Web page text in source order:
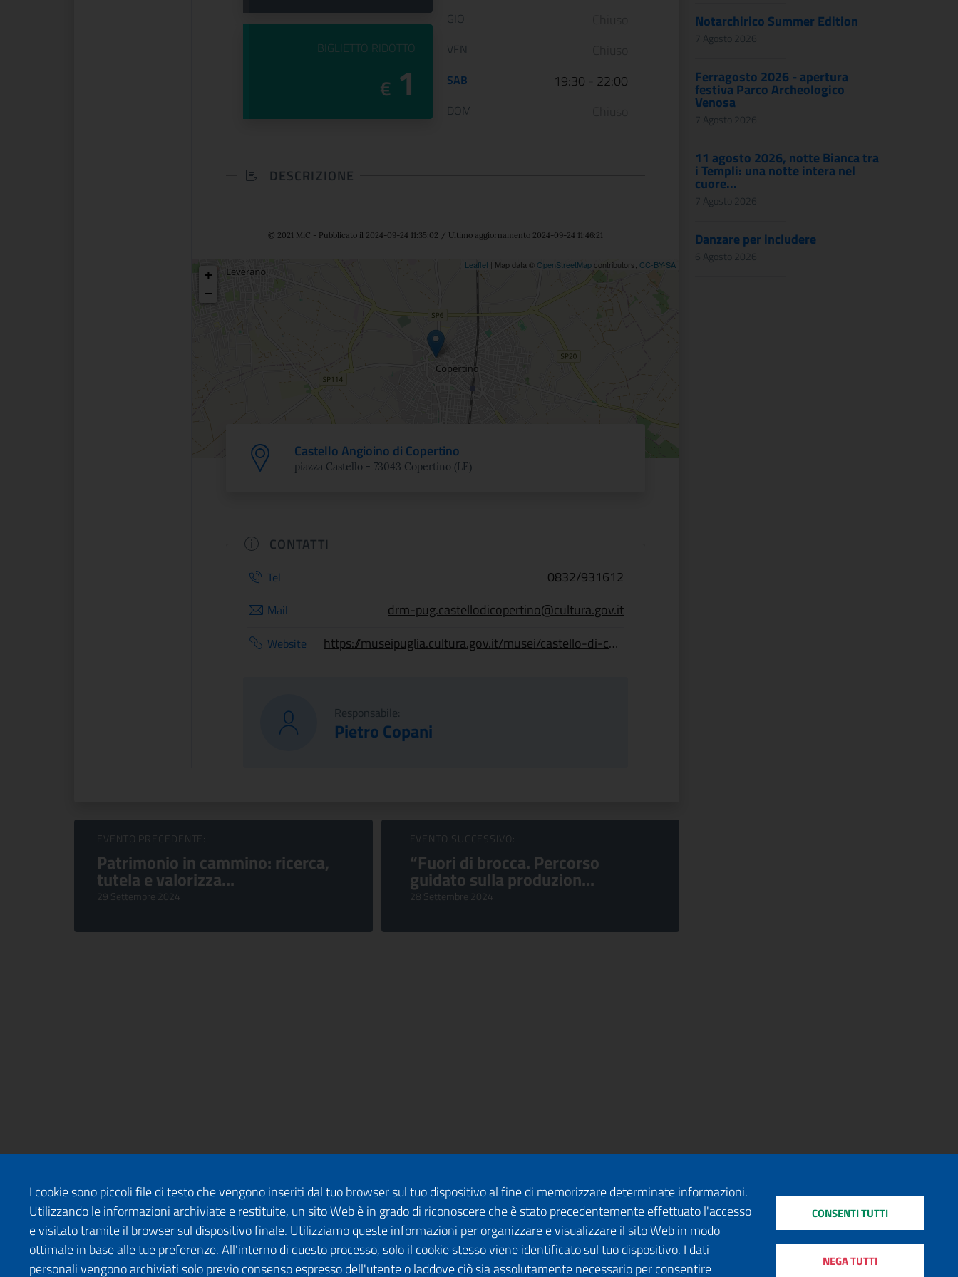
PREZZO DEL
BIGLIETTO RIDOTTO
€1
GIO
VEN
SAB 19:30 22:00
DOM
DESCRIZIONE
© 2021 MiC - Pubblicato il 2024-09-24 11:35:02 / Ultimo aggiornamento 2024-09-24 11:46:21
Posizione
+
−
Leaflet | Map data © OpenStreetMapcontributors, CC-BY-SA
Castello Angioino di Copertino
piazza Castello - 73043 Copertino (LE)
CONTATTI
Tel 0832/931612
Mail drm-pug.castellodicopertino@cultura.gov.it
Website https://museipuglia.cultura.gov.it/musei/castello-di-copertino/
Responsabile:
Pietro Copani
Sfoglia Eventi
EVENTO PRECEDENTE:
Patrimonio in cammino: ricerca,
tutela e valorizza...
29 Settembre 2024
EVENTO SUCCESSIVO:
“Fuori di brocca. Percorso
guidato sulla produzion...
28 Settembre 2024
Notarchirico Summer Edition
7 Agosto 2026
Ferragosto 2026 - apertura
festiva Parco Archeologico
Venosa
7 Agosto 2026
11 agosto 2026, notte Bianca tra
i Templi: una notte intera nel
cuore...
7 Agosto 2026
Danzare per includere
6 Agosto 2026
I cookie sono piccoli file di testo che vengono inseriti dal tuo browser sul tuo dispositivo al fine di memorizzare determinate informazioni.
Utilizzando le informazioni archiviate e restituite, un sito Web è in grado di riconoscere che è stato precedentemente effettuato l'accesso
e visitato tramite il browser sul dispositivo finale. Utilizziamo queste informazioni per organizzare e visualizzare il sito Web in modo
ottimale in base alle tue preferenze. All'interno di questo processo, solo il cookie stesso viene identificato sul tuo dispositivo. I dati
personali vengono archiviati solo previo consenso espresso dell'utente o laddove ciò sia assolutamente necessario per consentire
NEGA TUTTI
CONSENTI TUTTI